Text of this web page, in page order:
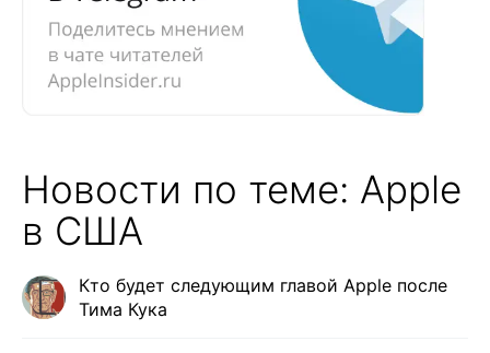
Новости по теме: Apple
в США
Кто будет следующим главой Apple после
Тима Кука